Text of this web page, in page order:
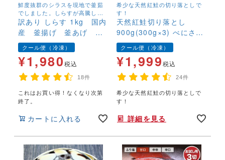
鮮度抜群のシラスを現地で釜茹
でしました。しらすが高騰して
いる中、超お買い得な価格で大
放出いたします。
訳あり しらす 1kg 国内
産 釜揚げ 釜あげ シ
ラス お買得 最安値に
挑戦
クール便（冷凍）
¥1,980税込
18件
これはお買い得！なくなり次第
終了。
カートに入れる
希少な天然紅鮭の切り落としで
す！
天然紅鮭切り落とし
900g(300g×3) べにさけ
ベニサケ 中辛 塩鮭 新巻
鮭 切落し 特大 規格外 訳
あり BBQ コスパ鮭
クール便（冷凍）
¥1,999税込
24件
希少な天然紅鮭の切り落としで
す！
詳細を見る